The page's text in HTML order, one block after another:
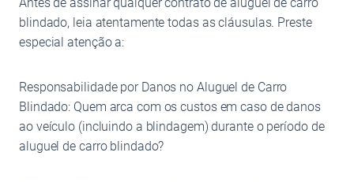
blindado, leia atentamente todas as cláusulas. Preste
especial atenção a:
Responsabilidade por Danos no Aluguel de Carro
Blindado: Quem arca com os custos em caso de danos
ao veículo (incluindo a blindagem) durante o período de
aluguel de carro blindado?